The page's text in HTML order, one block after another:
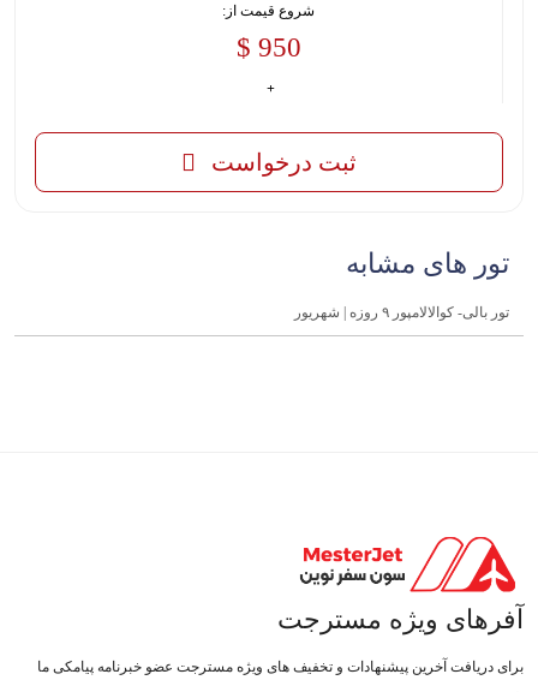
شروع قیمت از:
950 $
ثبت درخواست
تور های مشابه
تور بالی- کوالالامپور ۹ روزه | شهریور
آفرهای ویژه مسترجت
برای دریافت آخرین پیشنهادات و تخفیف های ویژه مسترجت عضو خبرنامه پیامکی ما